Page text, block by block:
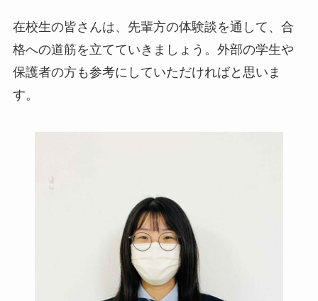
在校生の皆さんは、先輩方の体験談を通して、合
格への道筋を立てていきましょう。外部の学生や
保護者の方も参考にしていただければと思いま
す。